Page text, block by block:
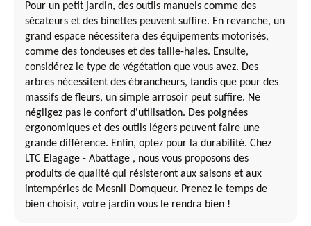
Pour un petit jardin, des outils manuels comme des
sécateurs et des binettes peuvent suffire. En revanche, un
grand espace nécessitera des équipements motorisés,
comme des tondeuses et des taille-haies. Ensuite,
considérez le type de végétation que vous avez. Des
arbres nécessitent des ébrancheurs, tandis que pour des
massifs de fleurs, un simple arrosoir peut suffire. Ne
négligez pas le confort d'utilisation. Des poignées
ergonomiques et des outils légers peuvent faire une
grande différence. Enfin, optez pour la durabilité. Chez
LTC Elagage - Abattage , nous vous proposons des
produits de qualité qui résisteront aux saisons et aux
intempéries de Mesnil Domqueur. Prenez le temps de
bien choisir, votre jardin vous le rendra bien !